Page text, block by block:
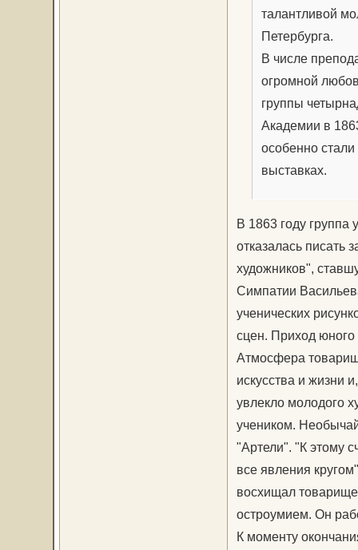
талантливой
Петербурга.
В числе
огромной
группы
Академии в
особенно
выставках.
В 1863 году группа
отказалась писать
художников",
Симпатии
ученических
сцен. Приход
Атмосфера
искусства и жизни
увлекло молодого
учеником.
"Артели". "К этому
все явления
восхищал
остроумием. Он
К моменту